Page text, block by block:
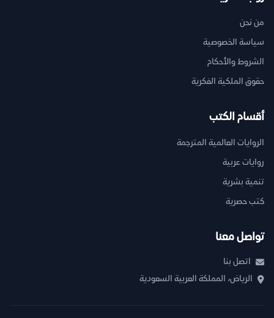
من نحن
سياسة الخصوصية
الشروط والأحكام
حقوق الملكية الفكرية
أقسام الكتب
الروايات العالمية المترجمة
روايات عربية
تنمية بشرية
كتب حصرية
تواصل معنا
اتصل بنا
الرياض، المملكة العربية السعودية